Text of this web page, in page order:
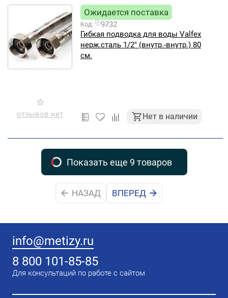
отзывов нет
Ожидается поставка
Код:
9732
Гибкая подводка для воды Valfex
нерж.сталь 1/2" (внутр.-внутр.) 80
см.
Нет в наличии
Показать еще 9 товаров
НАЗАД ВПЕРЕД
info@metizy.ru
8 800 101-85-85
Для консультаций по работе с сайтом